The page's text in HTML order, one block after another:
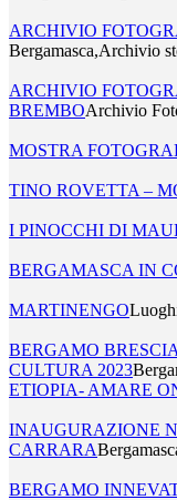
ARCHIVIO
Bergamasca,Archivio
ARCHIVIO
BREMBOArchivio
MOSTRA
TINO ROVETTA –
I PINOCCHI DI
BERGAMASCA IN
MARTINENGO
BERGAMO
CULTURA 2023
ETIOPIA- AMARE
INAUGURAZIONE
CARRARA
BERGAMO